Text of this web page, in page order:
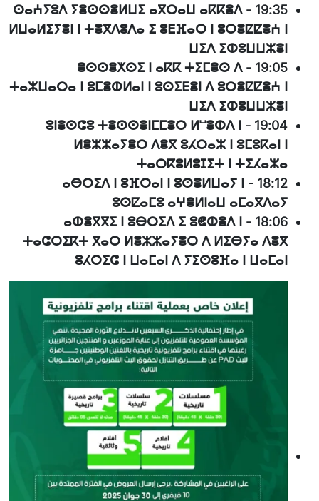
19:35
-
ⵙⴰⵄⵢⵓⴷ ⵢⴻⵙⵙⴻⵍⵡⵉ ⴰⴳⵔⴰⵡ ⴰⴽⴽⴻⴷ
ⵍⵡⴰⵍⵉⵢⴻⵏ ⵏ ⵜⴻⴳⴷⵓⴷⴰ ⵉ ⵓⴹⴼⴰⵔ ⵏ ⵓⵔⴻⵇⵇⴻⵄ ⵏ
ⵡⵉⴷ ⵉⵀⵓⵡⵡⵣⴻⵏ
19:05
-
ⴻⵙⵙⴻⵅⵙⵉ ⵏ ⴰⴽⴽ ⵜⵉⵎⴻⵙ ⴷ
ⵜⴰⵣⵡⴰⵔⴰ ⵏ ⵓⵎⴻⵀⵍⴰⵏ ⵏ ⵓⵙⵉⴹⴻⵏ ⴷ ⵓⵔⴻⵇⵇⴻⵄ ⵏ
ⵡⵉⴷ ⵉⵀⵓⵡⵡⵣⴻⵏ
19:04
-
ⵓⵏⴻⵙⵛⵓ ⵜⴻⵙⵙⴻⵏⵎⵎⴻⵔ ⵍⵯⴻⵀⴷ ⵏ
ⵍⴻⵣⵣⴰⵢⴻⵔ ⴷⴻⴳ ⵓⵃⵔⴰⵣ ⵏ ⵓⵎⵓⴽⴰⵏ ⵏ
ⵜⴰⵔⴽⵓⵍⵓⵊⵉⵜ ⵏ ⵜⵉⵃⴰⵣⴰ
18:12
-
ⴰⴱⵔⵉⴷ ⵏ ⵓⴼⵔⴰⵏ ⵏ ⵓⵙⴻⵍⵡⴰⵢ ⵏ
ⵓⵙⵇⴰⵎⵓ ⴰⵖⴻⵍⵏⴰⵡ ⴰⵎⴰⴳⴷⴰⵢ
18:06
-
ⴰⵀⴻⴳⴳⵉ ⵏ ⵓⴱⵔⵉⴷ ⵉ ⵓⵞⵀⴻⴷ ⵏ
ⵜⴰⵛⵔⵉⴽⵜ ⴳⴰⵔ ⵍⴻⵣⵣⴰⵢⴻⵔ ⴷ ⵍⵉⴱⵢⴰ ⴷⴻⴳ
ⵓⵃⵔⵉⵛ ⵏ ⵡⴰⵎⴰⵏ ⴷ ⵢⵉⵙⵓⴼⴰ ⵏ ⵡⴰⵎⴰⵏ